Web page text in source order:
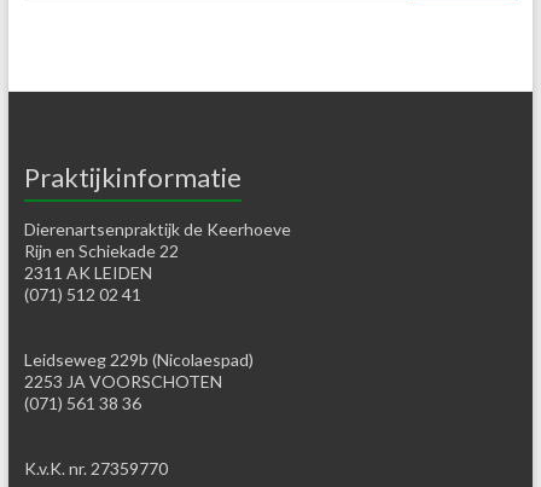
Praktijkinformatie
Dierenartsenpraktijk de Keerhoeve
Rijn en Schiekade 22
2311 AK LEIDEN
(071) 512 02 41
Leidseweg 229b (Nicolaespad)
2253 JA VOORSCHOTEN
(071) 561 38 36
K.v.K. nr. 27359770